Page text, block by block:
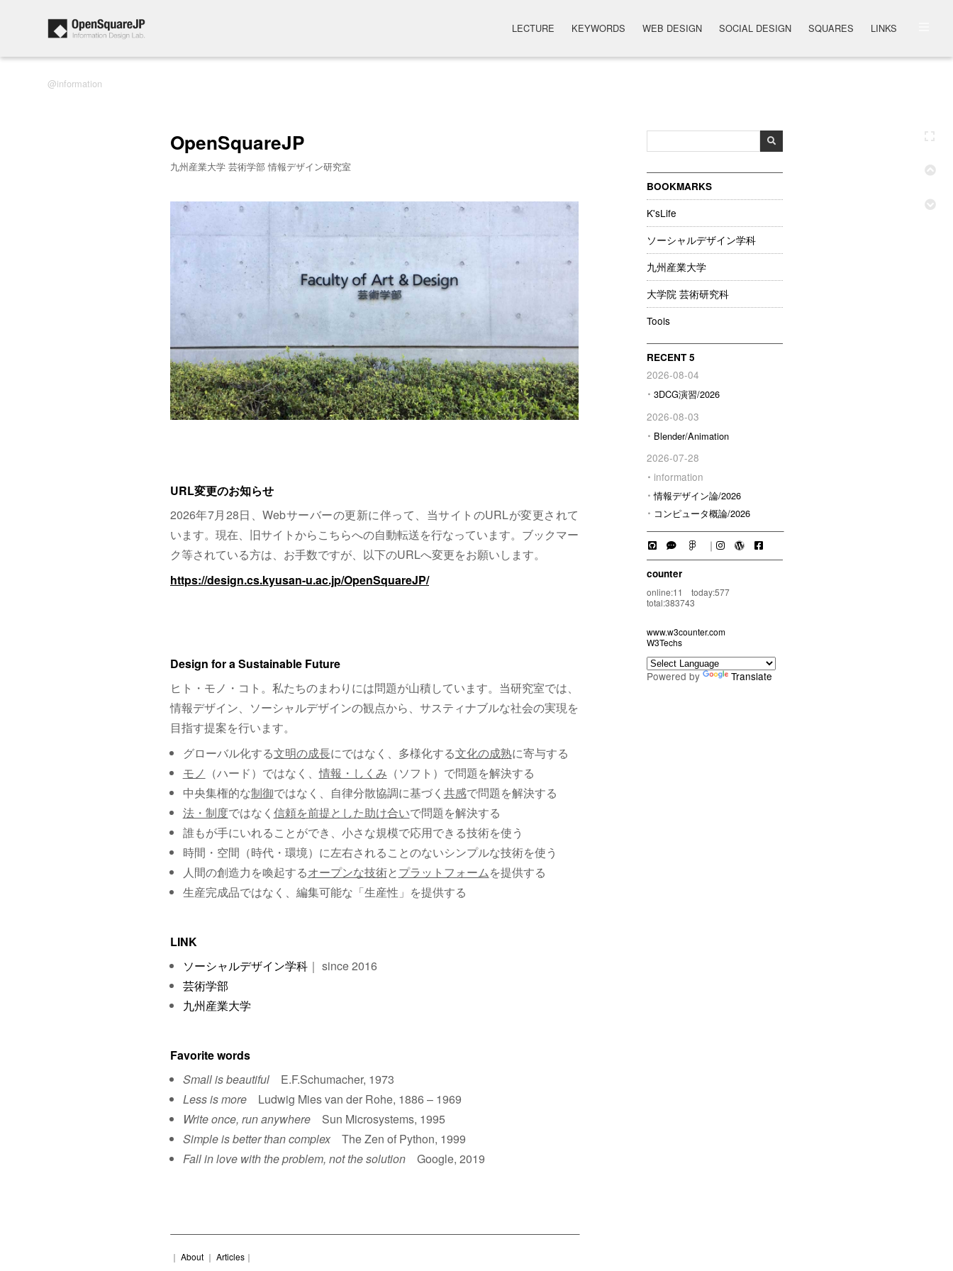
information
LECTURE KEYWORDS WEB DESIGN SOCIAL DESIGN SQUARES LINKS
BOOKMARKS
K'sLife
ソーシャルデザイン学科
九州産業大学
大学院 芸術研究科
Tools
RECENT 5
2026-08-04
3DCG演習/2026
2026-08-03
Blender/Animation
2026-07-28
information
情報デザイン論/2026
コンピュータ概論/2026
｜
counter
online:11 today:577
total:383743
www.w3counter.com
W3Techs
Powered by Translate
OpenSquareJP
九州産業大学 芸術学部 情報デザイン研究室
URL変更のお知らせ
2026年7月28日、Webサーバーの更新に伴って、当サイトのURLが変更されて
います。現在、旧サイトからこちらへの自動転送を行なっています。ブックマー
ク等されている方は、お手数ですが、以下のURLへ変更をお願いします。
https://design.cs.kyusan-u.ac.jp/OpenSquareJP/
Design for a Sustainable Future
ヒト・モノ・コト。私たちのまわりには問題が山積しています。当研究室では、
情報デザイン、ソーシャルデザインの観点から、サスティナブルな社会の実現を
目指す提案を行います。
グローバル化する文明の成長にではなく、多様化する文化の成熟に寄与する
モノ （ハード）ではなく、情報・しくみ （ソフト）で問題を解決する
中央集権的な制御ではなく、自律分散協調に基づく 共感で問題を解決する
法・制度ではなく 信頼を前提とした助け合いで問題を解決する
誰もが手にいれることができ、小さな規模で応用できる技術を使う
時間・空間（時代・環境）に左右されることのないシンプルな技術を使う
人間の創造力を喚起するオープンな技術とプラットフォームを提供する
生産完成品ではなく、編集可能な「生産性」を提供する
LINK
ソーシャルデザイン学科｜ since 2016
芸術学部
九州産業大学
Favorite words
Small is beautifulE.F.Schumacher, 1973
Less is moreLudwig Mies van der Rohe, 1886 – 1969
Write once, run anywhereSun Microsystems, 1995
Simple is better than complexThe Zen of Python, 1999
Fall in love with the problem, not the solutionGoogle, 2019
｜ About ｜ Articles ｜